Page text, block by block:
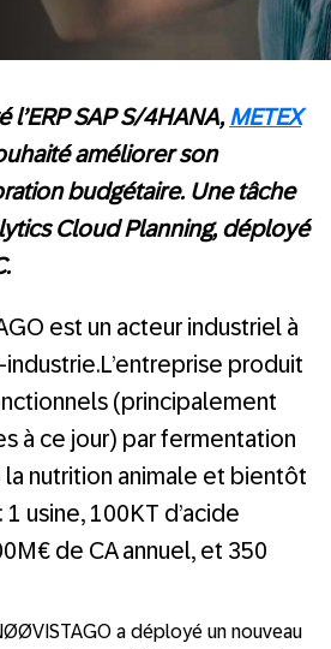
SAP S/4HANA, METEX
améliorer son
budgétaire. Une tâche
Cloud Planning, déployé
est un acteur industriel à
produit
(principalement
à ce jour) par fermentation
nutrition animale et bientôt
usine, 100KT d’acide
de CA annuel, et 350
a déployé un nouveau